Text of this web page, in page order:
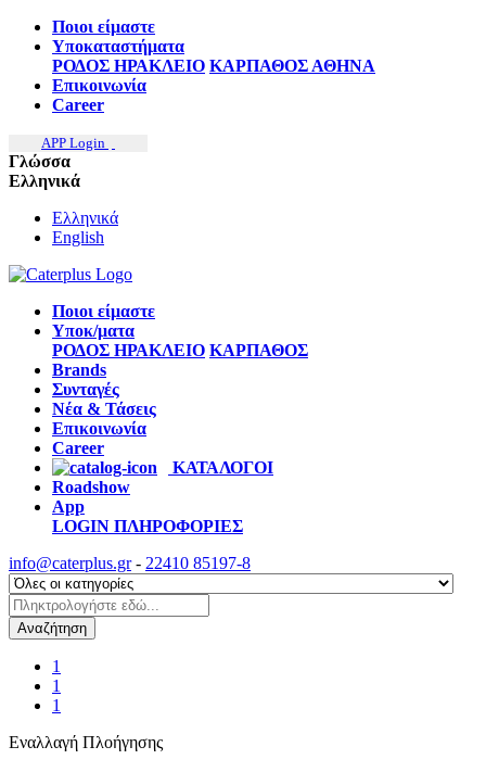
Ποιοι είμαστε
Υποκαταστήματα
ΡΟΔΟΣ ΗΡΑΚΛΕΙΟ ΚΑΡΠΑΘΟΣ ΑΘΗΝΑ
Επικοινωνία
Career
APP Login
Γλώσσα
Ελληνικά
Ελληνικά
English
Ποιοι είμαστε
Υποκ/ματα
ΡΟΔΟΣ ΗΡΑΚΛΕΙΟ ΚΑΡΠΑΘΟΣ
Brands
Συνταγές
Νέα & Τάσεις
Επικοινωνία
Career
ΚΑΤΑΛΟΓΟΙ
Roadshow
App
LOGIN ΠΛΗΡΟΦΟΡΙΕΣ
info@caterplus.gr- 22410 85197-8
Αναζήτηση
1
1
1
Εναλλαγή Πλοήγησης